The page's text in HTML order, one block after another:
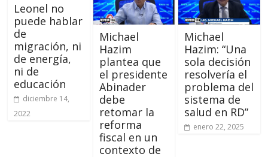
Leonel no
puede hablar
de
migración, ni
de energía,
ni de
educación
diciembre 14,
2022
Michael
Hazim
plantea que
el presidente
Abinader
debe
retomar la
reforma
fiscal en un
contexto de
Michael
Hazim: “Una
sola decisión
resolvería el
problema del
sistema de
salud en RD”
enero 22, 2025